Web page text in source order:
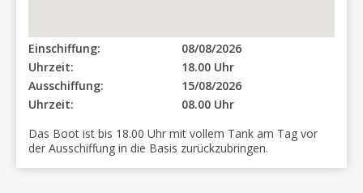
Einschiffung:
08/08/2026
Uhrzeit:
18.00 Uhr
Ausschiffung:
15/08/2026
Uhrzeit:
08.00 Uhr
Das Boot ist bis 18.00 Uhr mit vollem Tank am Tag vor
der Ausschiffung in die Basis zurückzubringen.